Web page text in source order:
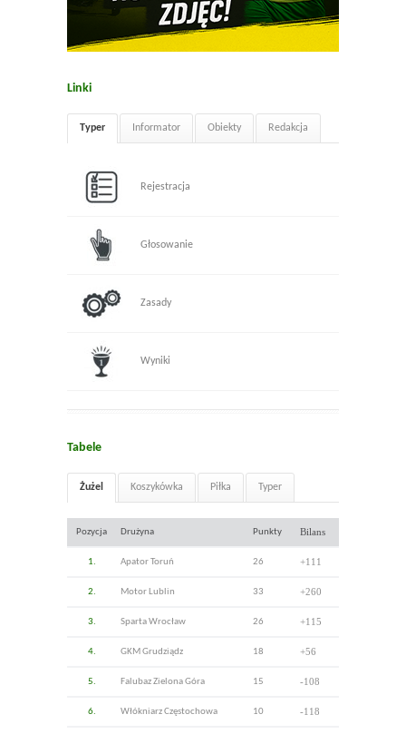
Linki
Typer Informator Obiekty Redakcja
Rejestracja
Głosowanie
Zasady
Wyniki
Tabele
Żużel Koszykówka Piłka Typer
Pozycja Drużyna Punkty Bilans
1. Apator Toruń 26 +111
2. Motor Lublin 33 +260
3. Sparta Wrocław 26 +115
4. GKM Grudziądz 18 +56
5. Falubaz Zielona Góra 15 -108
6. Włókniarz Częstochowa 10 -118